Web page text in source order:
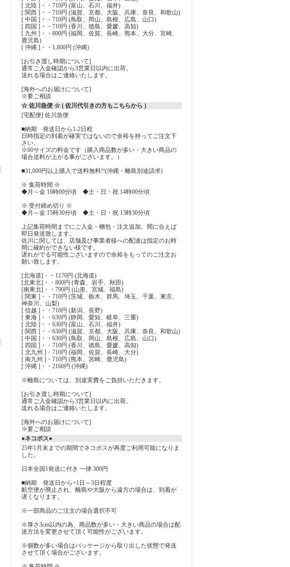
[ 北陸 ]・・710円 (富山、石川、福井)
[ 関西 ]・・710円 (滋賀、京都、大阪、兵庫、奈良、和歌山)
[ 中国 ]・・710円 (鳥取、岡山、島根、広島、山口)
[ 四国 ]・・710円 (香川、徳島、愛媛、高知)
[ 九州 ]・・800円 (福岡、佐賀、長崎、熊本、大分、宮崎、
鹿児島)
[ 沖縄 ]・・1,800円 (沖縄)
[お引き渡し時期について]
通常ご入金確認から3営業日以内に出荷。
送れる場合はご連絡いたします。
[海外へのお届けについて]
※要ご相談
☆ 佐川急便 ☆ ( 佐川代引きの方もこちらから )
[宅配便] 佐川急便
■納期 発送日から1-2日程
日時指定の到着が確実ではないので余裕を持ってご注文下
さい。
※60サイズの料金です（購入商品数が多い・大きい商品の
場合送料が上がる事がございます。）
■31,000円以上購入で送料無料!!(沖縄・離島別途請求)
※ 集荷時間 ※
◆月～金 16時00分頃 ◆土・日・祝 14時00分頃
※ 受付締め切り ※
◆月～金 15時30分頃 ◆土・日・祝 13時30分頃
上記集荷時間までにご入金・梱包・注文追加、間に合えば
即日発送致します。
佐川に関しては、店舗及び事業者様への配達は指定のお時
間に確約ができない様です。
遅れがでる可能性ございますので余裕をもってのご注文お
願い致します。
[北海道]・・1170円 (北海道)
[北東北]・・860円 (青森、岩手、秋田)
[南東北]・・790円 (山形、宮城、福島)
[ 関東 ]・・710円 (茨城、栃木、群馬、埼玉、千葉、東京、
神奈川、山梨)
[ 信越 ]・・710円 (新潟、長野)
[ 東海 ]・・630円 (静岡、愛知、岐阜、三重)
[ 北陸 ]・・630円 (富山、石川、福井)
[ 関西 ]・・630円 (滋賀、京都、大阪、兵庫、奈良、和歌山)
[ 中国 ]・・630円 (鳥取、岡山、島根、広島、山口)
[ 四国 ]・・710円 (香川、徳島、愛媛、高知)
[ 北九州 ]・710円 (福岡、佐賀、長崎、大分)
[ 南九州 ]・710円 (熊本、宮崎、鹿児島)
[ 沖縄 ]・・2160円 (沖縄)
※離島については、別途実費をご負担いただきます。
[お引き渡し時期について]
通常ご入金確認から3営業日以内に出荷。
送れる場合はご連絡いたします。
[海外へのお届けについて]
※要ご相談
●ネコポス●
25年1月末までの期間でネコポスが再度ご利用可能になりま
した。
日本全国1発送に付き 一律 300円
■納期 発送日から+1日～3日程度
航空便が廃止され、離島や大阪から遠方の場合は、到着が
遅くなります。
※一部商品のご注文の場合選択不可
※厚さ3cm以内の為、商品数が多い・大きい商品の場合は配
送方法を変更させて頂く可能性がございます。
※個数が多い場合はパッケージから取り出した状態で発送
させて頂く場合がございます。